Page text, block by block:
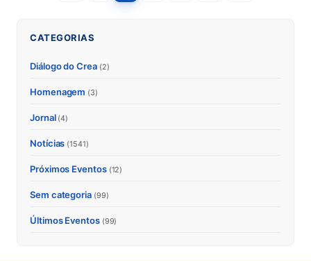
CATEGORIAS
Diálogo do Crea (2)
Homenagem (3)
Jornal (4)
Notícias (1541)
Próximos Eventos (12)
Sem categoria (99)
Últimos Eventos (99)